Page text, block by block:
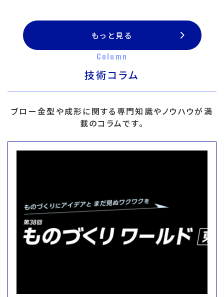
もっと見る
Column
技術コラム
ブロー金型や成形に関する専門知識やノウハウが満
載のコラムです。